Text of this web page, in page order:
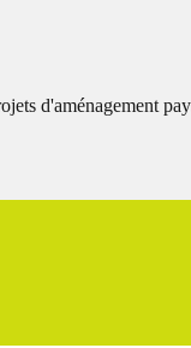
d'aménagement